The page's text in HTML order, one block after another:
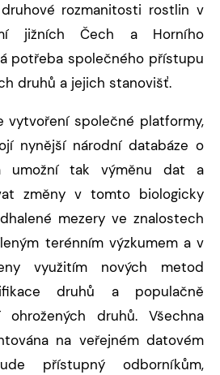
rozmanitosti rostlin v
jižních Čech a Horního
potřeba společného přístupu
druhů a jejich stanovišť.
vytvoření společné platformy,
nynější národní databáze o
umožní tak výměnu dat a
změny v tomto biologicky
mezery ve znalostech
terénním výzkumem a v
využitím nových metod
druhů a populačně
druhů. Všechna
na veřejném datovém
přístupný odborníkům,